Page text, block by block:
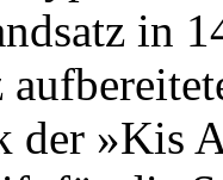
in
der »Kis